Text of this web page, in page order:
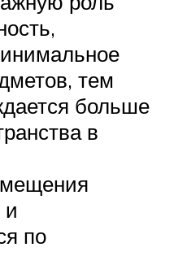
тем
больше
в
и
по